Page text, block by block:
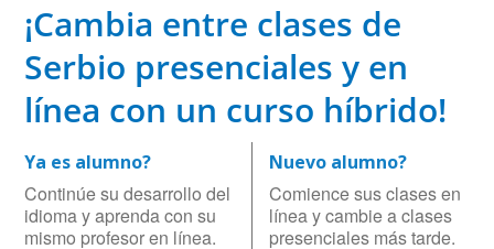
¡Cambia entre clases de
Serbio presenciales y en
línea con un curso híbrido!
Ya es alumno?
Continúe su desarrollo del
idioma y aprenda con su
mismo profesor en línea.
Nuevo alumno?
Comience sus clases en
línea y cambie a clases
presenciales más tarde.